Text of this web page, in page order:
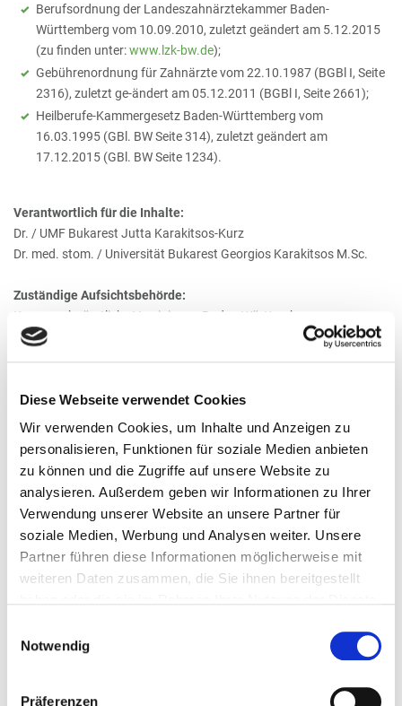
Diese Webseite verwendet Cookies
Wir verwenden Cookies, um Inhalte und Anzeigen zu
personalisieren, Funktionen für soziale Medien anbieten
zu können und die Zugriffe auf unsere Website zu
analysieren. Außerdem geben wir Informationen zu Ihrer
Verwendung unserer Website an unsere Partner für
soziale Medien, Werbung und Analysen weiter. Unsere
Partner führen diese Informationen möglicherweise mit
weiteren Daten zusammen, die Sie ihnen bereitgestellt
Notwendig
Präferenzen
Berufsordnung der Landeszahnärztekammer Baden-
Württemberg vom 10.09.2010, zuletzt geändert am 5.12.2015
(zu finden unter:www.lzk-bw.de);
Gebührenordnung für Zahnärzte vom 22.10.1987 (BGBl I, Seite
2316), zuletzt ge-ändert am 05.12.2011 (BGBl I, Seite 2661);
Heilberufe-Kammergesetz Baden-Württemberg vom
16.03.1995 (GBl. BW Seite 314), zuletzt geändert am
17.12.2015 (GBl. BW Seite 1234).
Verantwortlich für die Inhalte:
Dr. / UMF Bukarest Jutta Karakitsos-Kurz
Dr. med. stom. / Universität Bukarest Georgios Karakitsos M.Sc.
Zuständige Aufsichtsbehörde:
Kassenzahnärztliche Vereinigung Baden-Württemberg
Albstadtweg 9, 70567 Stuttgart
Haftungshinweis:
Haftung für die Inhalte ex-terner Links. Für den Inhalt der verlinkten
Seiten sind ausschließlich deren Betreiber verantwortlich.
Bildmaterial:
Die Fotos auf dieser Internetseite sind urheberrechtlich geschützt.
Hinweis für Abmahnversuche:
Keine Abmahnung ohne vorherigen Kontakt. Sollte der Inhalt oder
entsprechende Nachricht ohne Kostennote. Die Beseitigung einer
Verletzung durch Schutzrecht-Inhaber selbst darf nicht ohne unsere